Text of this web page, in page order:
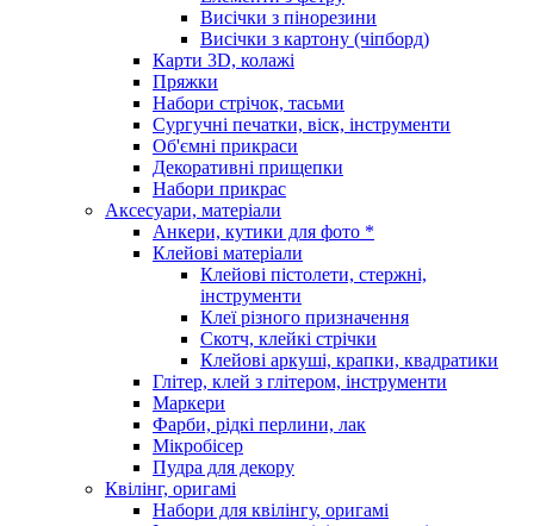
Висічки з пінорезини
Висічки з картону (чіпборд)
Карти 3D, колажі
Пряжки
Набори стрічок, тасьми
Сургучні печатки, віск, інструменти
Об'ємні прикраси
Декоративні прищепки
Набори прикрас
Аксесуари, матеріали
Анкери, кутики для фото *
Клейові матеріали
Клейові пістолети, стержні,
інструменти
Клеї різного призначення
Скотч, клейкі стрічки
Клейові аркуші, крапки, квадратики
Глітер, клей з глітером, інструменти
Маркери
Фарби, рідкі перлини, лак
Мікробісер
Пудра для декору
Квілінг, оригамі
Набори для квілінгу, оригамі